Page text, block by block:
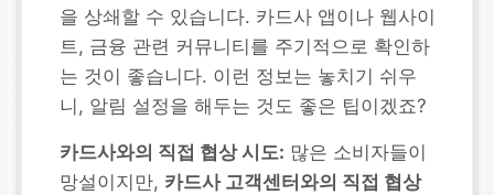
을 상쇄할 수 있습니다. 카드사 앱이나 웹사이
트, 금융 관련 커뮤니티를 주기적으로 확인하
는 것이 좋습니다. 이런 정보는 놓치기 쉬우
니, 알림 설정을 해두는 것도 좋은 팁이겠죠?
카드사와의 직접 협상 시도: 많은 소비자들이
망설이지만, 카드사 고객센터와의 직접 협상